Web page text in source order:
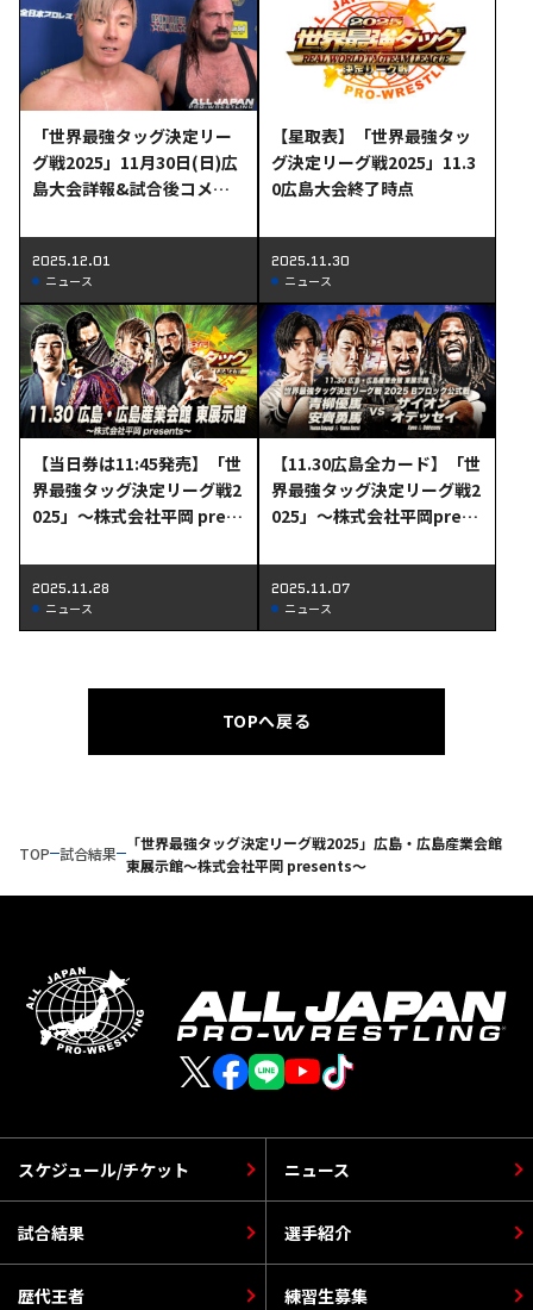
「世界最強タッグ決定リー
グ戦2025」11月30日(日)広
島大会詳報&試合後コメン
2025.12.01
ニュース
【星取表】「世界最強タッ
グ決定リーグ戦2025」11.3
0広島大会終了時点
2025.11.30
ニュース
【当日券は11:45発売】「世
界最強タッグ決定リーグ戦2
025」～株式会社平岡 pres
大会当日券＆直前情報!!
2025.11.28
ニュース
【11.30広島全カード】「世
界最強タッグ決定リーグ戦2
025」～株式会社平岡prese
会全対戦カード決定のお知
らせ
2025.11.07
ニュース
TOPへ戻る
TOP 試合結果
「世界最強タッグ決定リーグ戦2025」広島・広島産業会館
東展示館～株式会社平岡 presents～
スケジュール/チケット
選手紹介
ニュース
歴代王者
試合結果
練習生募集